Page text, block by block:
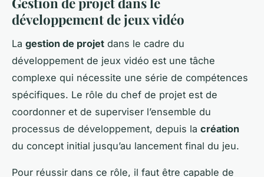
développement de jeux vidéo
La gestion de projet dans le cadre du
développement de jeux vidéo est une tâche
complexe qui nécessite une série de compétences
spécifiques. Le rôle du chef de projet est de
coordonner et de superviser l’ensemble du
processus de développement, depuis la création
du concept initial jusqu’au lancement final du jeu.
Pour réussir dans ce rôle, il faut être capable de